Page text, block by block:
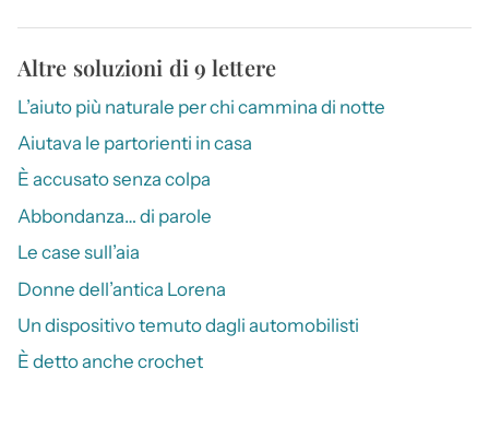
Altre soluzioni di 9 lettere
L’aiuto più naturale per chi cammina di notte
Aiutava le partorienti in casa
È accusato senza colpa
Abbondanza… di parole
Le case sull’aia
Donne dell’antica Lorena
Un dispositivo temuto dagli automobilisti
È detto anche crochet